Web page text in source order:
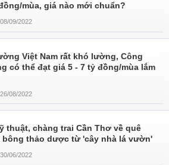
mùa, giá nào mới chuẩn?
09/2022
Việt Nam rất khó lường, Công
có thể đạt giá 5 - 7 tỷ đồng/mùa lắm
08/2022
thuật, chàng trai Cần Thơ về quê
bông thảo dược từ 'cây nhà lá vườn'
06/2022